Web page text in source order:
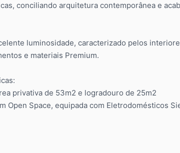
conciliando arquitetura contemporânea e
luminosidade, caracterizado pelos
e materiais Premium.
privativa de 53m2 e logradouro de 25m2
Open Space, equipada com Eletrodomésticos